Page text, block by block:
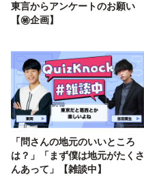
東言からアンケートのお願い
【㊙️企画】
「問さんの地元のいいところ
は？」「まず僕は地元がたくさ
んあって」【雑談中】